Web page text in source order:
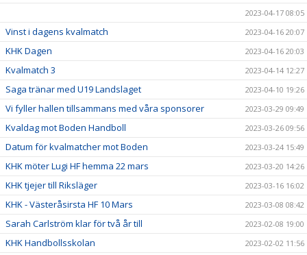
2023-04-17 08:05
Vinst i dagens kvalmatch 2023-04-16 20:07
KHK Dagen 2023-04-16 20:03
Kvalmatch 3 2023-04-14 12:27
Saga tränar med U19 Landslaget 2023-04-10 19:26
Vi fyller hallen tillsammans med våra sponsorer 2023-03-29 09:49
Kvaldag mot Boden Handboll 2023-03-26 09:56
Datum för kvalmatcher mot Boden 2023-03-24 15:49
KHK möter Lugi HF hemma 22 mars 2023-03-20 14:26
KHK tjejer till Riksläger 2023-03-16 16:02
KHK - Västeråsirsta HF 10 Mars 2023-03-08 08:42
Sarah Carlström klar för två år till 2023-02-08 19:00
KHK Handbollsskolan 2023-02-02 11:56